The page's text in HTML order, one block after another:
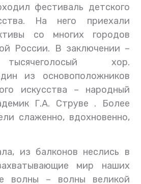
фестиваль детского
На него приехали
со многих городов
России. В заключении –
хор.
из основоположников
искусства – народный
Г.А. Струве . Более
слаженно, вдохновенно,
из балконов неслись в
мир наших
волны – волны великой